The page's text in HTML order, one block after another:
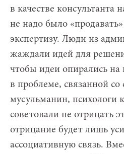
в качестве консультанта
не надо было
экспертизу. Люди из
жаждали идей для
чтобы идеи опирались на
в проблеме, связанной
мусульманин, психологи
советовали не отрицать
отрицание будет лишь
ассоциативную связь.